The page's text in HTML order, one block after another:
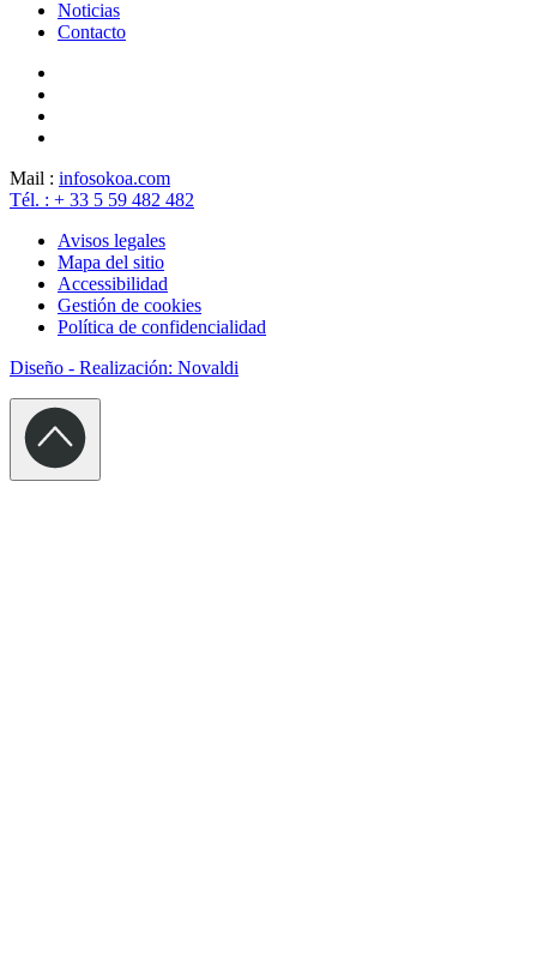
Noticias
Contacto
Mail : infosokoa.com
Tél. : + 33 5 59 482 482
Avisos legales
Mapa del sitio
Accessibilidad
Gestión de cookies
Política de confidencialidad
Diseño - Realización: Novaldi